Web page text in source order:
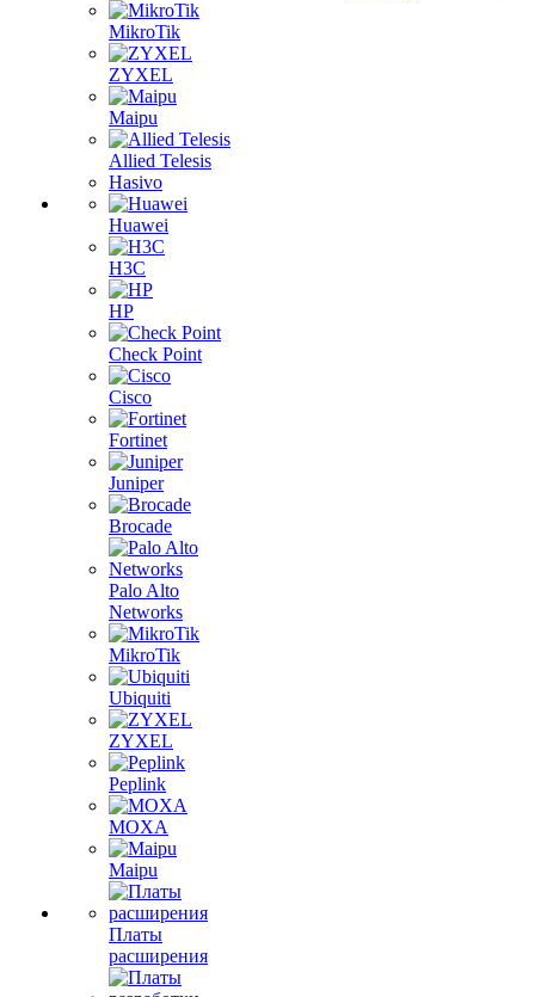
MikroTik
ZYXEL
Maipu
Allied Telesis
Hasivo
Huawei
H3C
HP
Check Point
Cisco
Fortinet
Juniper
Brocade
Palo Alto
Networks
MikroTik
Ubiquiti
ZYXEL
Peplink
MOXA
Maipu
Платы
расширения